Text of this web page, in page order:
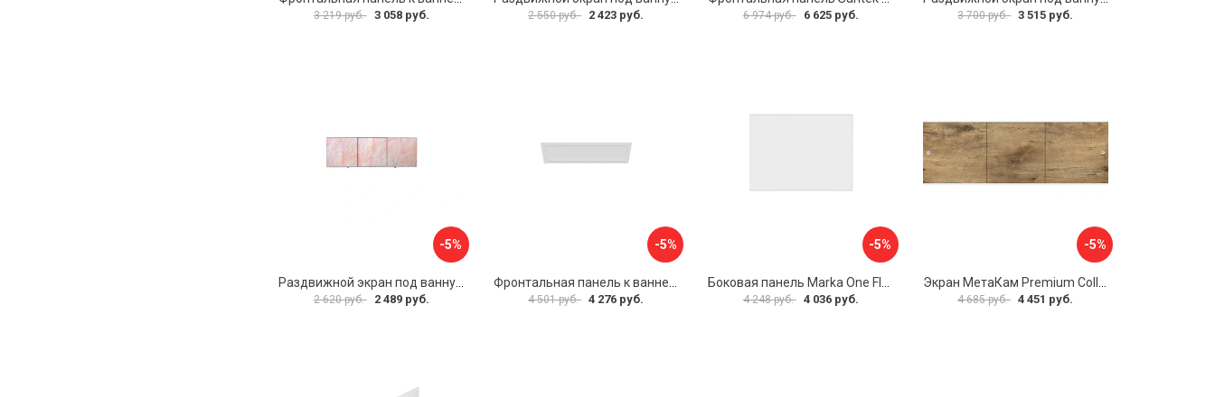
3 219 руб. 3 058 руб. 2 550 руб. 2 423 руб. 6 974 руб. 6 625 руб. 3 700 руб. 3 515 руб.
-5%
2 620 руб. 2 489 руб.
-5%
4 501 руб. 4 276 руб.
-5%
4 248 руб. 4 036 руб.
-5%
4 685 руб. 4 451 руб.